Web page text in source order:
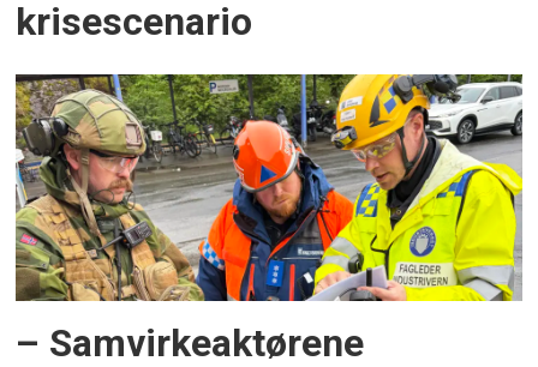
krisescenario
– Samvirkeaktørene